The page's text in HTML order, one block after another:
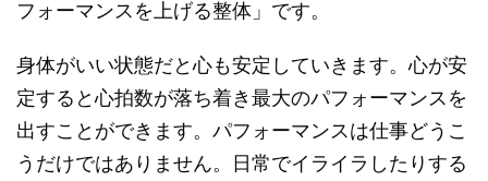
フォーマンスを上げる整体」です。
身体がいい状態だと心も安定していきます。心が安
定すると心拍数が落ち着き最大のパフォーマンスを
出すことができます。パフォーマンスは仕事どうこ
うだけではありません。日常でイライラしたりする